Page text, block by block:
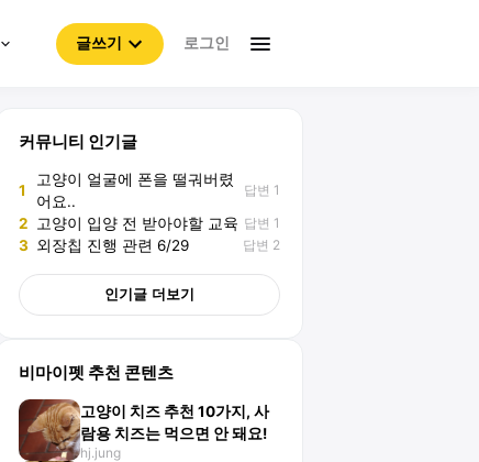
글쓰기 로그인
커뮤니티 인기글
1
고양이 얼굴에 폰을 떨궈버렸
어요..
답변 1
2 고양이 입양 전 받아야할 교육 답변 1
3 외장칩 진행 관련 6/29 답변 2
인기글 더보기
비마이펫 추천 콘텐츠
고양이 치즈 추천 10가지, 사
람용 치즈는 먹으면 안 돼요!
hj.jung